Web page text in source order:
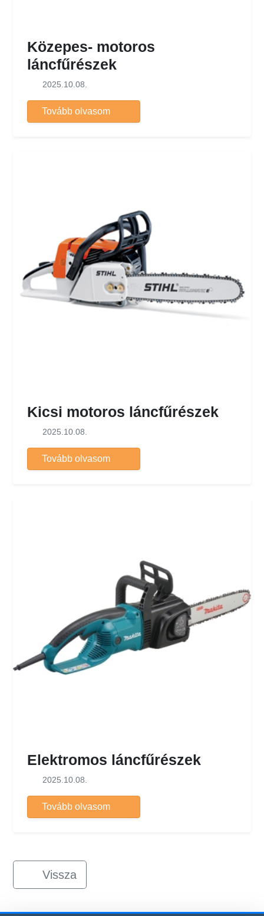
Közepes- motoros
láncfűrészek
2025.10.08.
Tovább olvasom
Kicsi motoros láncfűrészek
2025.10.08.
Tovább olvasom
Elektromos láncfűrészek
2025.10.08.
Tovább olvasom
Vissza